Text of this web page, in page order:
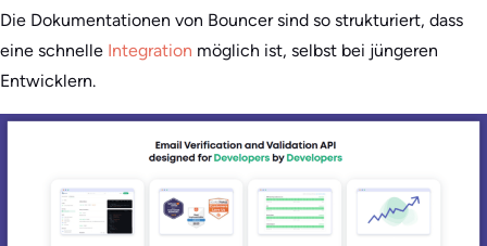
Die Dokumentationen von Bouncer sind so strukturiert, dass
eine schnelle Integration möglich ist, selbst bei jüngeren
Entwicklern.